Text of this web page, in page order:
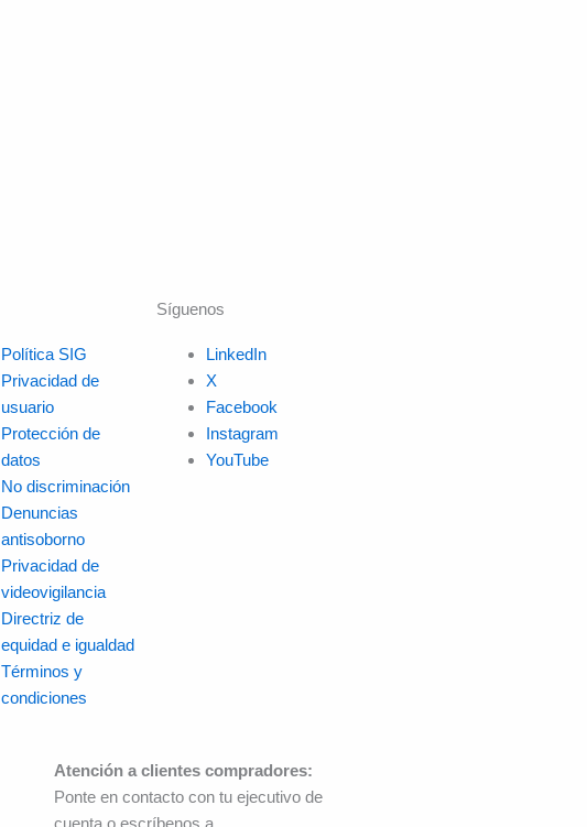
Política SIG
Privacidad de
usuario
Protección de
datos
No discriminación
Denuncias
antisoborno
Privacidad de
videovigilancia
Directriz de
equidad e igualdad
Términos y
condiciones
Síguenos
LinkedIn
X
Facebook
Instagram
YouTube
Atención a clientes compradores:
Ponte en contacto con tu ejecutivo de
cuenta o escríbenos a